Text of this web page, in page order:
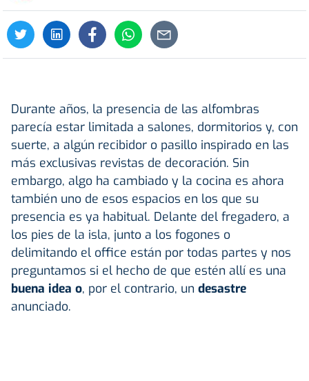
Durante años, la presencia de las alfombras
parecía estar limitada a salones, dormitorios y, con
suerte, a algún recibidor o pasillo inspirado en las
más exclusivas revistas de decoración. Sin
embargo, algo ha cambiado y la cocina es ahora
también uno de esos espacios en los que su
presencia es ya habitual. Delante del fregadero, a
los pies de la isla, junto a los fogones o
delimitando el office están por todas partes y nos
preguntamos si el hecho de que estén allí es una
buena idea o, por el contrario, un desastre
anunciado.